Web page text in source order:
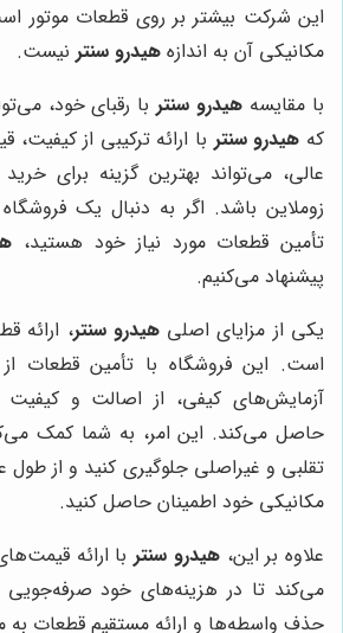
این شرکت بیشتر بر روی قطعات موتور
مکانیکی آن به اندازه هیدرو سنتر نیست.
با مقایسه هیدرو سنتر با رقبای خود،
که هیدرو سنتر با ارائه ترکیبی از
عالی، می‌تواند بهترین گزینه برای
زوملاین باشد. اگر به دنبال یک
تأمین قطعات مورد نیاز خود هستید،
پیشنهاد می‌کنیم.
یکی از مزایای اصلیهیدرو سنتر، ارائه
است. این فروشگاه با تأمین قطعات از
آزمایش‌های کیفی، از اصالت و
حاصل می‌کند. این امر، به شما کمک
تقلبی و غیراصلی جلوگیری کنید و از طول
مکانیکی خود اطمینان حاصل کنید.
علاوه بر این،هیدرو سنتر با ارائه
می‌کند تا در هزینه‌های خود صرفه‌جویی
حذف واسطه‌ها و ارائه مستقیم قطعات به